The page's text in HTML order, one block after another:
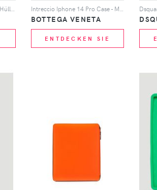
BOTTEGA VENETA
ENTDECKEN SIE